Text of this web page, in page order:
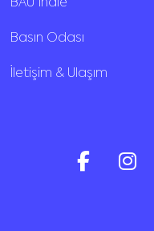
BAU İhale
Basın Odası
İletişim & Ulaşım